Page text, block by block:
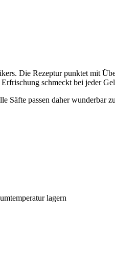
Die Rezeptur punktet mit
schmeckt bei jeder
Säfte passen daher wunderbar
lagern